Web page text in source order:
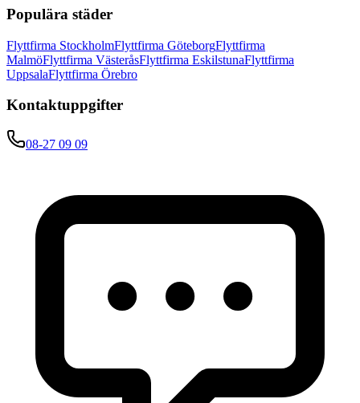
Populära städer
Flyttfirma StockholmFlyttfirma GöteborgFlyttfirma
MalmöFlyttfirma VästeråsFlyttfirma EskilstunaFlyttfirma
UppsalaFlyttfirma Örebro
Kontaktuppgifter
08-27 09 09